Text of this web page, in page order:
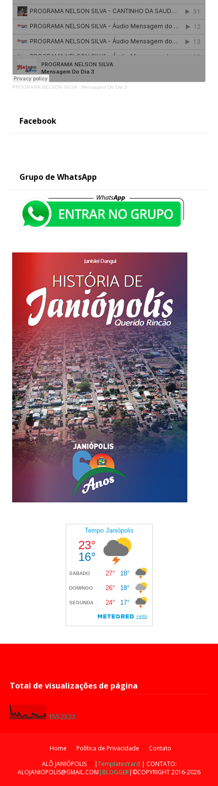
PROGRAMA NELSON SILVA · Mensagem Do Dia 3
Facebook
Grupo de WhatsApp
Total de visualizações de página
1552323
Home Política de Privacidade
Contato
ALÔ JANIÓPOLIS
|TemplatesYard | CONTATO:
ALOJANIOPOLIS@GMAIL.COM |BLOGGER|©COPYRIGHT 2016-2026